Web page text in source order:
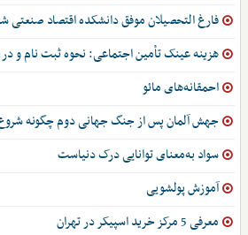
فارغ التحصیلان موفق دانشکده اقتصاد صنعتی
هزینه عینک تأمین اجتماعی: نحوه ثبت نام و
احمقانه‌های مائو
جهش آلمان پس از جنگ جهانی دوم چگونه
سواد به‌معنای توانایی درک دنیاست
آموزش پولشویی
معرفی 5 مرکز خرید اسپیکر در تهران